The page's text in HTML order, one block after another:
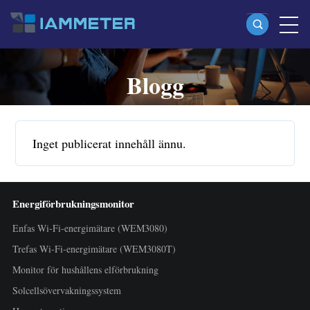
Produkter
Enfas Wi-Fi-energimätare (WEM3080)
Trefas Wi-Fi-energimätare (WEM3046T)
Trefas Wi-Fi-energimätare (WEM3050T)
WiFi-effektregulator
IAMMETER Cloud Pro
Self-hosting-tjänst
Blogg
Inget publicerat innehåll ännu.
Energiförbrukningsmonitor
Enfas Wi-Fi-energimätare (WEM3080)
Trefas Wi-Fi-energimätare (WEM3080T)
Monitor för hushållens elförbrukning
Solcellsövervakningssystem